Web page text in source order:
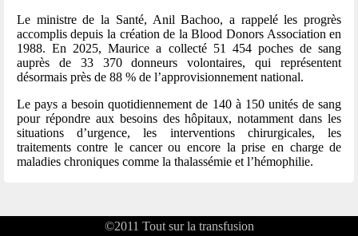
Le ministre de la Santé, Anil Bachoo, a rappelé les progrès
accomplis depuis la création de la Blood Donors Association en
1988. En 2025, Maurice a collecté 51 454 poches de sang
auprès de 33 370 donneurs volontaires, qui représentent
désormais près de 88 % de l’approvisionnement national.
Le pays a besoin quotidiennement de 140 à 150 unités de sang
pour répondre aux besoins des hôpitaux, notamment dans les
situations d’urgence, les interventions chirurgicales, les
traitements contre le cancer ou encore la prise en charge de
maladies chroniques comme la thalassémie et l’hémophilie.
©2011 Tout sur la transfusion